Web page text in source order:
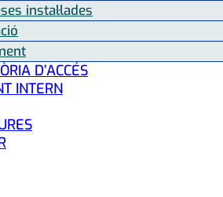
instal·lades
D’ACCÉS
INTERN